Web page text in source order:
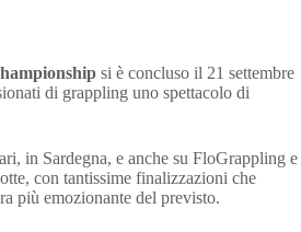
si è concluso il 21 settembre
di grappling uno spettacolo di
in Sardegna, e anche su FloGrappling e
con tantissime finalizzazioni che
più emozionante del previsto.